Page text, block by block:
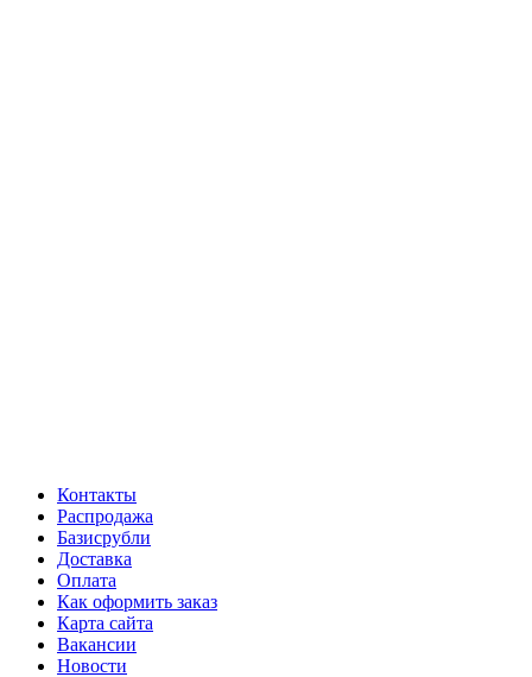
Контакты
Распродажа
Базисрубли
Доставка
Оплата
Как оформить заказ
Карта сайта
Вакансии
Новости